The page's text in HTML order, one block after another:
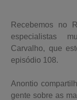
Recebemos no
especialistas
Carvalho, que
episódio 108.
Anontio
gente sobre as